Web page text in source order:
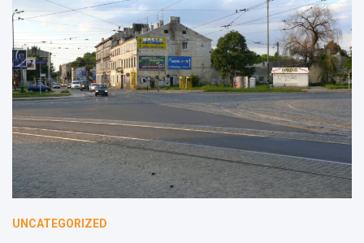
UNCATEGORIZED